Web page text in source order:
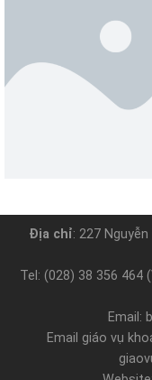
Địa chỉ: 227
Tel: (028) 38 356 464
Email:
Email giáo vụ